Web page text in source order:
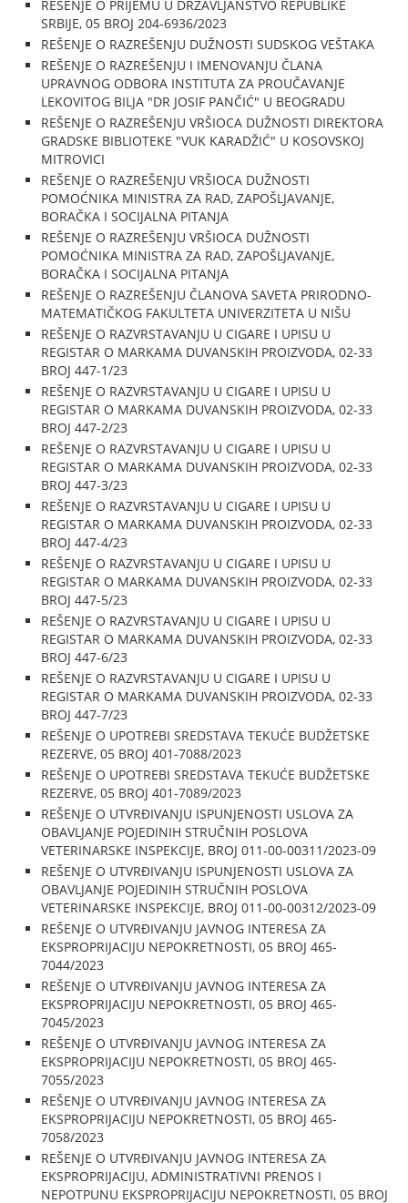
REŠENJE O PRIJEMU U DRŽAVLJANSTVO REPUBLIKE
SRBIJE, 05 BROJ 204-6936/2023
REŠENJE O RAZREŠENJU DUŽNOSTI SUDSKOG VEŠTAKA
REŠENJE O RAZREŠENJU I IMENOVANJU ČLANA
UPRAVNOG ODBORA INSTITUTA ZA PROUČAVANJE
LEKOVITOG BILJA "DR JOSIF PANČIĆ" U BEOGRADU
REŠENJE O RAZREŠENJU VRŠIOCA DUŽNOSTI DIREKTORA
GRADSKE BIBLIOTEKE "VUK KARADŽIĆ" U KOSOVSKOJ
MITROVICI
REŠENJE O RAZREŠENJU VRŠIOCA DUŽNOSTI
POMOĆNIKA MINISTRA ZA RAD, ZAPOŠLJAVANJE,
BORAČKA I SOCIJALNA PITANJA
REŠENJE O RAZREŠENJU VRŠIOCA DUŽNOSTI
POMOĆNIKA MINISTRA ZA RAD, ZAPOŠLJAVANJE,
BORAČKA I SOCIJALNA PITANJA
REŠENJE O RAZREŠENJU ČLANOVA SAVETA PRIRODNO-
MATEMATIČKOG FAKULTETA UNIVERZITETA U NIŠU
REŠENJE O RAZVRSTAVANJU U CIGARE I UPISU U
REGISTAR O MARKAMA DUVANSKIH PROIZVODA, 02-33
BROJ 447-1/23
REŠENJE O RAZVRSTAVANJU U CIGARE I UPISU U
REGISTAR O MARKAMA DUVANSKIH PROIZVODA, 02-33
BROJ 447-2/23
REŠENJE O RAZVRSTAVANJU U CIGARE I UPISU U
REGISTAR O MARKAMA DUVANSKIH PROIZVODA, 02-33
BROJ 447-3/23
REŠENJE O RAZVRSTAVANJU U CIGARE I UPISU U
REGISTAR O MARKAMA DUVANSKIH PROIZVODA, 02-33
BROJ 447-4/23
REŠENJE O RAZVRSTAVANJU U CIGARE I UPISU U
REGISTAR O MARKAMA DUVANSKIH PROIZVODA, 02-33
BROJ 447-5/23
REŠENJE O RAZVRSTAVANJU U CIGARE I UPISU U
REGISTAR O MARKAMA DUVANSKIH PROIZVODA, 02-33
BROJ 447-6/23
REŠENJE O RAZVRSTAVANJU U CIGARE I UPISU U
REGISTAR O MARKAMA DUVANSKIH PROIZVODA, 02-33
BROJ 447-7/23
REŠENJE O UPOTREBI SREDSTAVA TEKUĆE BUDŽETSKE
REZERVE, 05 BROJ 401-7088/2023
REŠENJE O UPOTREBI SREDSTAVA TEKUĆE BUDŽETSKE
REZERVE, 05 BROJ 401-7089/2023
REŠENJE O UTVRĐIVANJU ISPUNJENOSTI USLOVA ZA
OBAVLJANJE POJEDINIH STRUČNIH POSLOVA
VETERINARSKE INSPEKCIJE, BROJ 011-00-00311/2023-09
REŠENJE O UTVRĐIVANJU ISPUNJENOSTI USLOVA ZA
OBAVLJANJE POJEDINIH STRUČNIH POSLOVA
VETERINARSKE INSPEKCIJE, BROJ 011-00-00312/2023-09
REŠENJE O UTVRĐIVANJU JAVNOG INTERESA ZA
EKSPROPRIJACIJU NEPOKRETNOSTI, 05 BROJ 465-
7044/2023
REŠENJE O UTVRĐIVANJU JAVNOG INTERESA ZA
EKSPROPRIJACIJU NEPOKRETNOSTI, 05 BROJ 465-
7045/2023
REŠENJE O UTVRĐIVANJU JAVNOG INTERESA ZA
EKSPROPRIJACIJU NEPOKRETNOSTI, 05 BROJ 465-
7055/2023
REŠENJE O UTVRĐIVANJU JAVNOG INTERESA ZA
EKSPROPRIJACIJU NEPOKRETNOSTI, 05 BROJ 465-
7058/2023
REŠENJE O UTVRĐIVANJU JAVNOG INTERESA ZA
EKSPROPRIJACIJU, ADMINISTRATIVNI PRENOS I
NEPOTPUNU EKSPROPRIJACIJU NEPOKRETNOSTI, 05 BROJ